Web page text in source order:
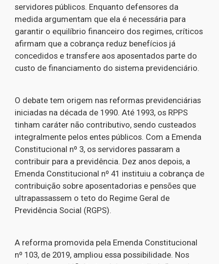
servidores públicos. Enquanto defensores da
medida argumentam que ela é necessária para
garantir o equilíbrio financeiro dos regimes, críticos
afirmam que a cobrança reduz benefícios já
concedidos e transfere aos aposentados parte do
custo de financiamento do sistema previdenciário.
O debate tem origem nas reformas previdenciárias
iniciadas na década de 1990. Até 1993, os RPPS
tinham caráter não contributivo, sendo custeados
integralmente pelos entes públicos. Com a Emenda
Constitucional nº 3, os servidores passaram a
contribuir para a previdência. Dez anos depois, a
Emenda Constitucional nº 41 instituiu a cobrança de
contribuição sobre aposentadorias e pensões que
ultrapassassem o teto do Regime Geral de
Previdência Social (RGPS).
A reforma promovida pela Emenda Constitucional
nº 103, de 2019, ampliou essa possibilidade. Nos